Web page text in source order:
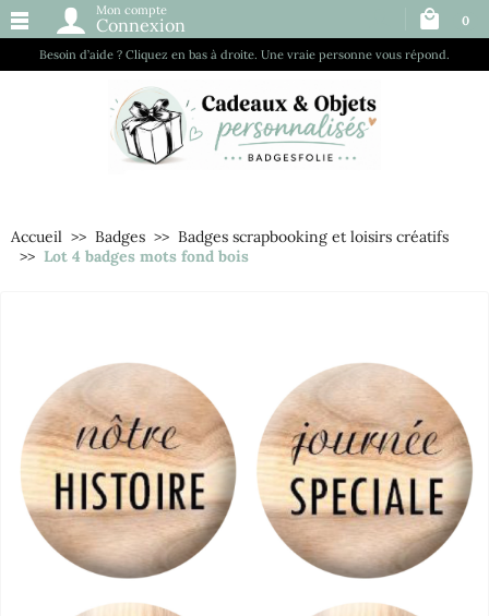
Besoin d’aide ? Cliquez en bas à droite. Une vraie personne vous répond.
Mon compte
Connexion 0
Accueil Badges
Badges scrapbooking et loisirs créatifs
Lot 4 badges mots fond bois